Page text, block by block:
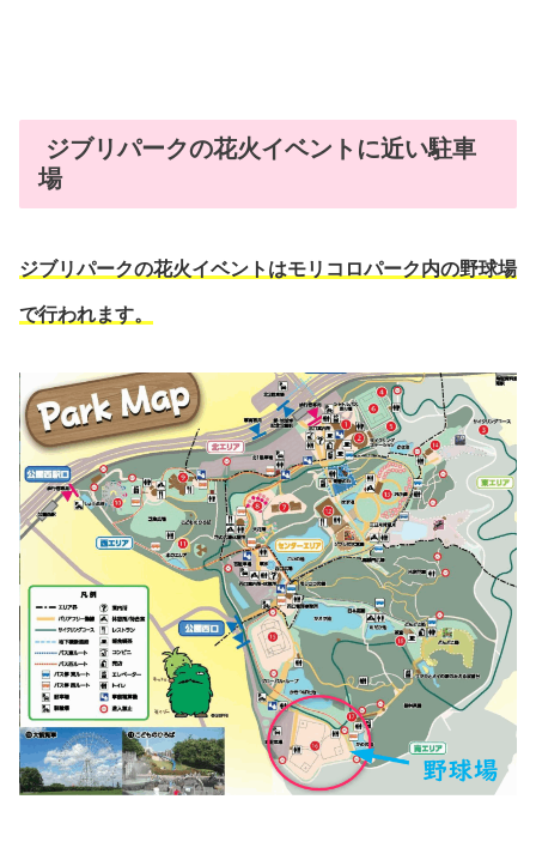
ジブリパークの花火イベントに近い駐車
場
ジブリパークの花火イベントはモリコロパーク内の野球場
で行われます。